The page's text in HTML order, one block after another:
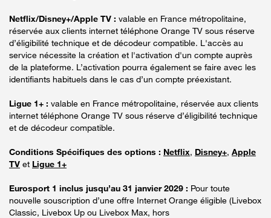
Netflix/Disney+/Apple TV : valable en France métropolitaine,
réservée aux clients internet téléphone Orange TV sous réserve
d’éligibilité technique et de décodeur compatible. L'accès au
service nécessite la création et l'activation d'un compte auprès
de la plateforme. L’activation pourra également se faire avec les
identifiants habituels dans le cas d’un compte préexistant.
Ligue 1+ : valable en France métropolitaine, réservée aux clients
internet téléphone Orange TV sous réserve d’éligibilité technique
et de décodeur compatible.
Conditions Spécifiques des options : Netflix, Disney+, Apple
TV et Ligue 1+
Eurosport 1 inclus jusqu’au 31 janvier 2029 : Pour toute
nouvelle souscription d’une offre Internet Orange éligible (Livebox
Classic, Livebox Up ou Livebox Max, hors